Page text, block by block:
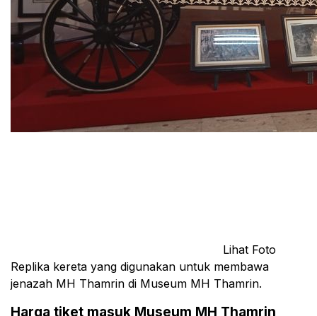
Lihat Foto
Replika kereta yang digunakan untuk membawa
jenazah MH Thamrin di Museum MH Thamrin.
Harga tiket masuk Museum MH Thamrin